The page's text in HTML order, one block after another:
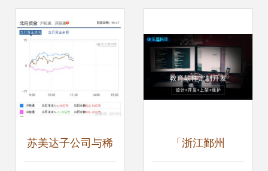
苏美达子公司与稀 「浙江鄞州